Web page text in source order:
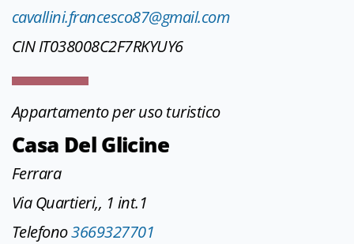
cavallini.francesco87@gmail.com
CIN IT038008C2F7RKYUY6
Appartamento per uso turistico
Casa Del Glicine
Ferrara
Via Quartieri,, 1 int.1
Telefono3669327701